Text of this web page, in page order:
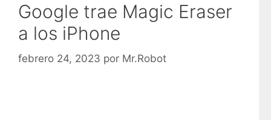
Google trae Magic Eraser
a los iPhone
febrero 24, 2023 por Mr.Robot